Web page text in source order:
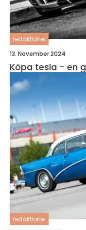
redaktionel
13. November 2024
Köpa tesla - en
redaktionel